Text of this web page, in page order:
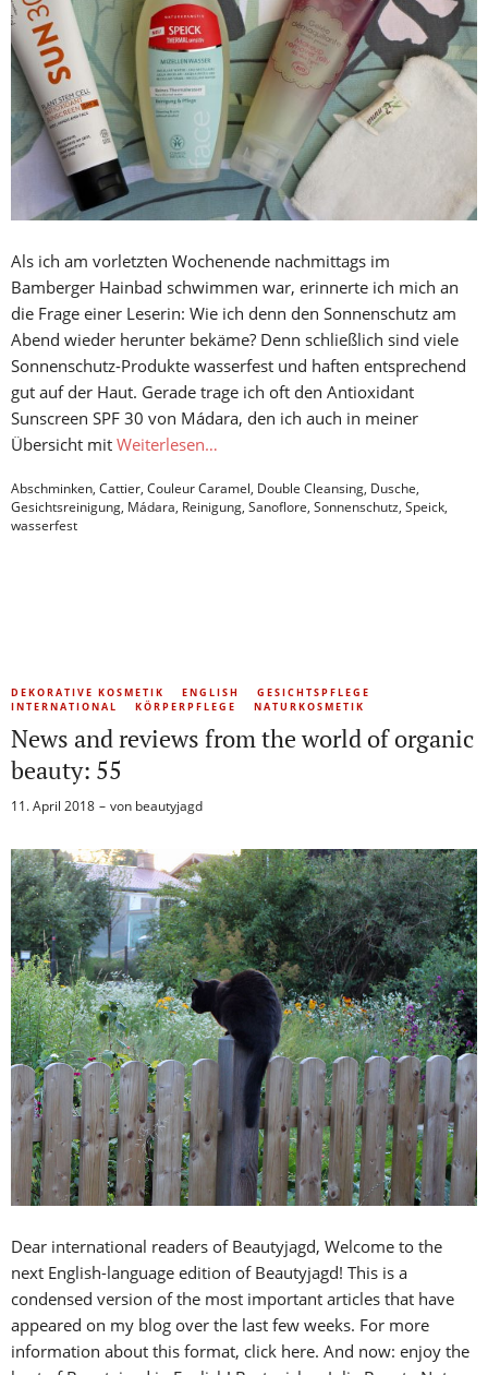
Als ich am vorletzten Wochenende nachmittags im
Bamberger Hainbad schwimmen war, erinnerte ich mich an
die Frage einer Leserin: Wie ich denn den Sonnenschutz am
Abend wieder herunter bekäme? Denn schließlich sind viele
Sonnenschutz-Produkte wasserfest und haften entsprechend
gut auf der Haut. Gerade trage ich oft den Antioxidant
Sunscreen SPF 30 von Mádara, den ich auch in meiner
Übersicht mit Weiterlesen…
Abschminken, Cattier, Couleur Caramel, Double Cleansing, Dusche,
Gesichtsreinigung, Mádara, Reinigung, Sanoflore, Sonnenschutz, Speick,
wasserfest
DEKORATIVE KOSMETIK ENGLISH
GESICHTSPFLEGE
INTERNATIONAL
KÖRPERPFLEGE NATURKOSMETIK
News and reviews from the world of organic
beauty: 55
11. April 2018 von beautyjagd
Dear international readers of Beautyjagd, Welcome to the
next English-language edition of Beautyjagd! This is a
condensed version of the most important articles that have
appeared on my blog over the last few weeks. For more
information about this format, click here. And now: enjoy the